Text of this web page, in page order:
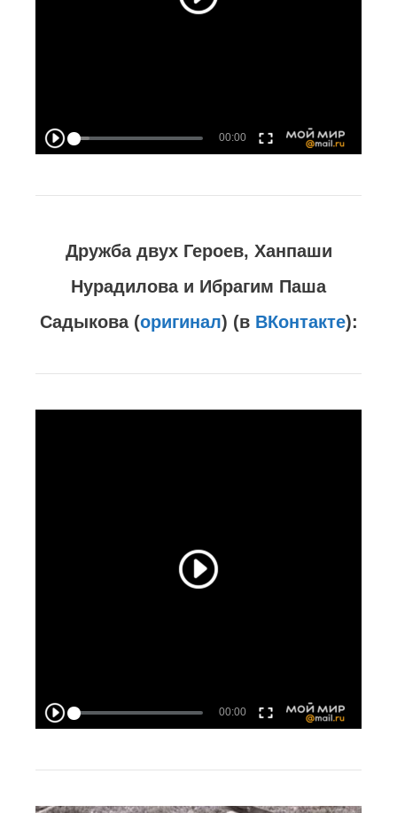
Дружба двух Героев, Ханпаши
Нурадилова и Ибрагим Паша
Садыкова (оригинал) (в ВКонтакте):